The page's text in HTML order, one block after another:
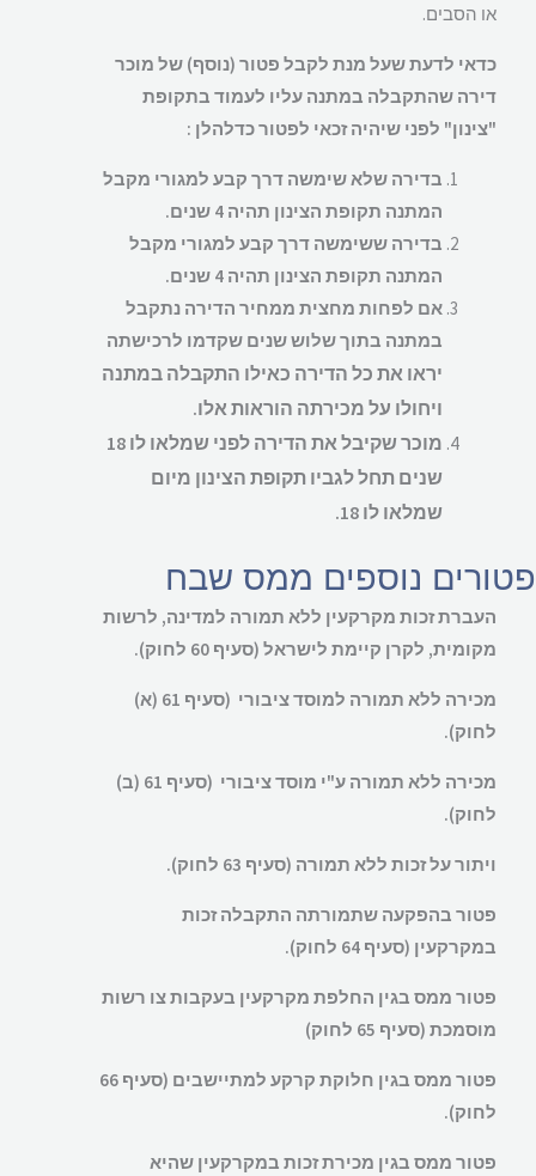
או הסבים.
כדאי לדעת שעל מנת לקבל פטור (נוסף) של מוכר
דירה שהתקבלה במתנה עליו לעמוד בתקופת
"צינון" לפני שיהיה זכאי לפטור כדלהלן :
בדירה שלא שימשה דרך קבע למגורי מקבל
המתנה תקופת הצינון תהיה 4 שנים.
בדירה ששימשה דרך קבע למגורי מקבל
המתנה תקופת הצינון תהיה 4 שנים.
אם לפחות מחצית ממחיר הדירה נתקבל
במתנה בתוך שלוש שנים שקדמו לרכישתה
יראו את כל הדירה כאילו התקבלה במתנה
ויחולו על מכירתה הוראות אלו.
מוכר שקיבל את הדירה לפני שמלאו לו 18
שנים תחל לגביו תקופת הצינון מיום
שמלאו לו 18.
נוספים ממס שבח
העברת זכות מקרקעין ללא תמורה למדינה, לרשות
מקומית, לקרן קיימת לישראל (סעיף 60 לחוק).
מכירה ללא תמורה למוסד ציבורי (סעיף 61 (א)
לחוק).
מכירה ללא תמורה ע"י מוסד ציבורי (סעיף 61 (ב)
לחוק).
ויתור על זכות ללא תמורה (סעיף 63 לחוק).
פטור בהפקעה שתמורתה התקבלה זכות
במקרקעין (סעיף 64 לחוק).
פטור ממס בגין החלפת מקרקעין בעקבות צו רשות
מוסמכת (סעיף 65 לחוק)
פטור ממס בגין חלוקת קרקע למתיישבים (סעיף 66
לחוק).
פטור ממס בגין מכירת זכות במקרקעין שהיא